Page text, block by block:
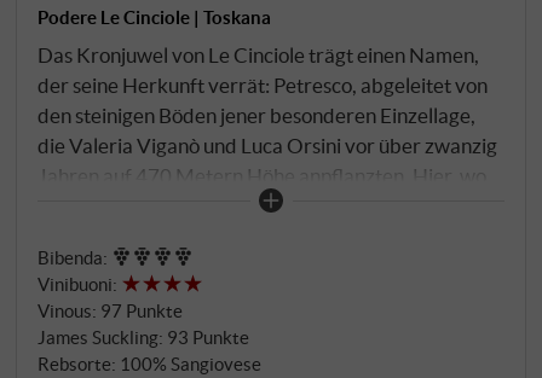
Podere Le Cinciole | Toskana
Das Kronjuwel von Le Cinciole trägt einen Namen,
der seine Herkunft verrät: Petresco, abgeleitet von
den steinigen Böden jener besonderen Einzellage,
die Valeria Viganò und Luca Orsini vor über zwanzig
Jahren auf 470 Metern Höhe anpflanzten. Hier, wo
die Sangiovese-Reben in optimaler Position über
einer der außergewöhnlichsten Supertuscans der
Region. Der 2019er verkörpert die kompromisslose
Philosophie des Hauses: Nur die allerbesten
Trauben, handverlesen und sorgfältig selektiert,
Bibenda:
Vinibuoni:
Vinous: 97 Punkte
James Suckling: 93 Punkte
Rebsorte: 100% Sangiovese